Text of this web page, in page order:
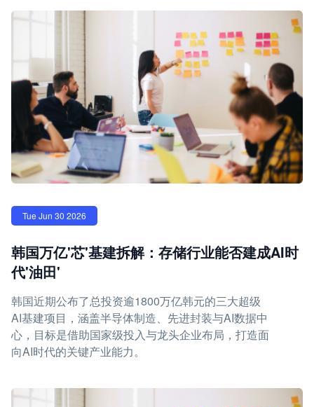
Tue Jun 30 2026
韩国万亿'芯'基建拆解：存储行业能否建成AI时
代'油田'
韩国近期公布了总投资逾1800万亿韩元的三大超级
AI基建项目，涵盖半导体制造、先进封装与AI数据中
心，目标是借助国家级投入与龙头企业布局，打造面
向AI时代的关键产业能力。